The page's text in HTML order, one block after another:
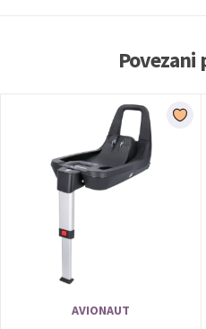
AVIONAUT